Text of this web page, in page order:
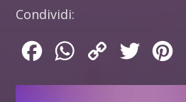
Condividi:
FacebookWhatsApp
Copy
Twitter